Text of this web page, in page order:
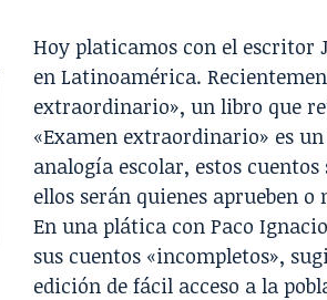
Hoy platicamos con el escritor
en Latinoamérica.
extraordinario», un libro que
«Examen extraordinario» es
analogía escolar, estos
ellos serán quienes aprueben
En una plática con Paco
sus cuentos «incompletos»,
edición de fácil acceso a la